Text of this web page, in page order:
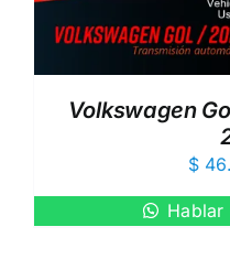
Volkswagen
$
Hablar